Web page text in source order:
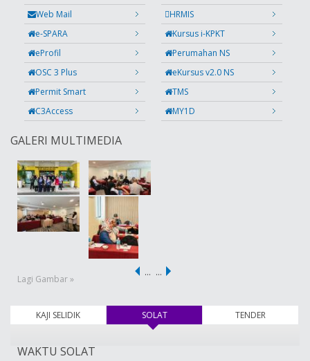
Web Mail
HRMIS
e-SPARA
Kursus i-KPKT
eProfil
Perumahan NS
OSC 3 Plus
eKursus v2.0 NS
Permit Smart
TMS
C3Access
MY1D
GALERI MULTIMEDIA
Lagi Gambar »
… …
KAJI SELIDIK SOLAT(tab aktif) TENDER
WAKTU SOLAT